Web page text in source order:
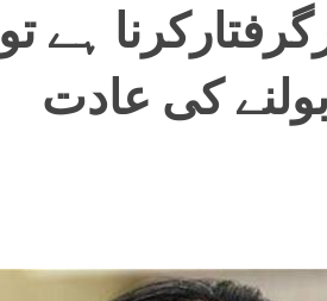
ہے تو
کی عادت